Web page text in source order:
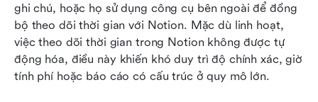
ghi chú, hoặc họ sử dụng công cụ bên ngoài để đồng
bộ theo dõi thời gian với Notion. Mặc dù linh hoạt,
việc theo dõi thời gian trong Notion không được tự
động hóa, điều này khiến khó duy trì độ chính xác, giờ
tính phí hoặc báo cáo có cấu trúc ở quy mô lớn.